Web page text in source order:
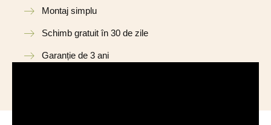
Montaj simplu
Schimb gratuit în 30 de zile
Garanție de 3 ani